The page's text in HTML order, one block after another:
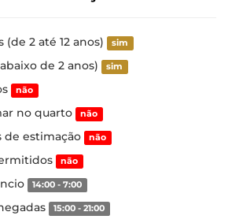
(de 2 até 12 anos) sim
de 2 anos) sim
não
no quarto não
de estimação não
não
14:00 - 7:00
15:00 - 21:00